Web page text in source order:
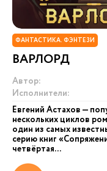
ФАНТАСТИКА. ФЭНТЕЗИ
ВАРЛОРД
Автор:
Исполнители:
Евгений Астахов —
нескольких циклов
один из самых
серию книг
четвёртая...